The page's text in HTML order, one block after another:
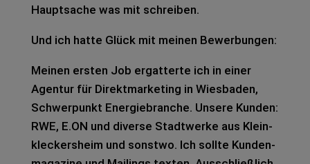
Haupt­sa­che was mit schrei­ben.
Und ich hatte Glück mit mei­nen Bewer­bun­gen:
Mei­nen ers­ten Job ergat­ter­te ich in einer
Agen­tur für Direkt­mar­ke­ting in Wies­ba­den,
Schwer­punkt Ener­gie­bran­che. Unse­re Kun­den:
RWE, E.ON und diver­se Stadt­wer­ke aus Klein­
kle­ckers­heim und sonst­wo. Ich soll­te Kun­den­